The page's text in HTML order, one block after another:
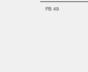
PB 49